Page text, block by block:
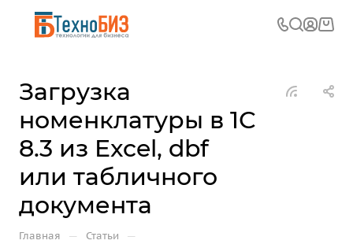
Загрузка
номенклатуры в 1С
8.3 из Excel, dbf
или табличного
документа
Главная — Статьи —